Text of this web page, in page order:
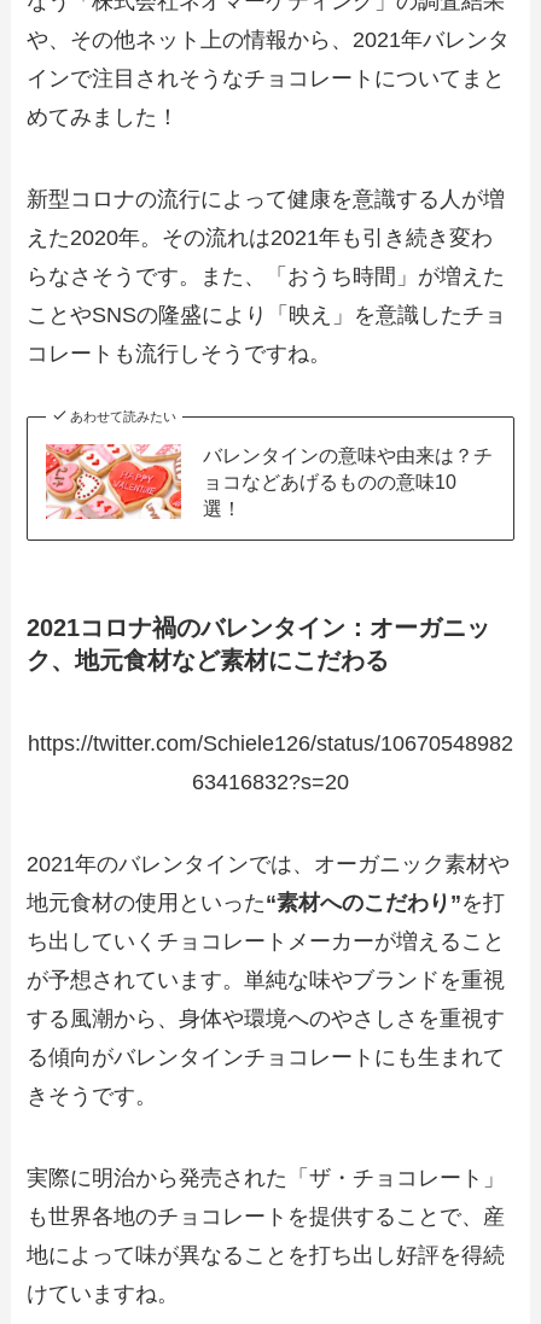
や、その他ネット上の情報から、2021年バレンタ
インで注目されそうなチョコレートについてまと
めてみました！
新型コロナの流行によって健康を意識する人が増
えた2020年。その流れは2021年も引き続き変わ
らなさそうです。また、「おうち時間」が増えた
ことやSNSの隆盛により「映え」を意識したチョ
コレートも流行しそうですね。
あわせて読みたい
バレンタインの意味や由来は？チ
ョコなどあげるものの意味10
選！
2021コロナ禍のバレンタイン：オーガニッ
ク、地元食材など素材にこだわる
https://twitter.com/Schiele126/status/10670548982
63416832?s=20
2021年のバレンタインでは、オーガニック素材や
地元食材の使用といった“素材へのこだわり”を打
ち出していくチョコレートメーカーが増えること
が予想されています。単純な味やブランドを重視
する風潮から、身体や環境へのやさしさを重視す
る傾向がバレンタインチョコレートにも生まれて
きそうです。
実際に明治から発売された「ザ・チョコレート」
も世界各地のチョコレートを提供することで、産
地によって味が異なることを打ち出し好評を得続
けていますね。